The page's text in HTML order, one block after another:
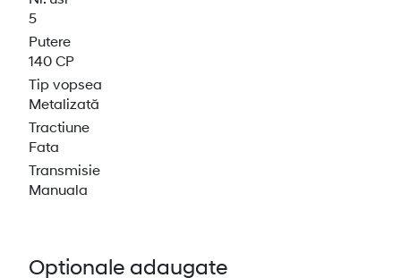
5
Putere
140 CP
Tip vopsea
Metalizată
Tractiune
Fata
Transmisie
Manuala
Optionale adaugate